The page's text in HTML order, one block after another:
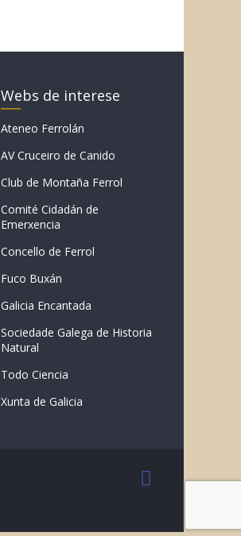
Webs de interese
Ateneo Ferrolán
AV Cruceiro de Canido
Club de Montaña Ferrol
Comité Cidadán de
Emerxencia
Concello de Ferrol
Fuco Buxán
Galicia Encantada
Sociedade Galega de Historia
Natural
Todo Ciencia
Xunta de Galicia